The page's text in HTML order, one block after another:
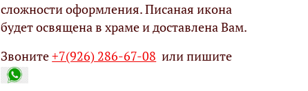
сложности оформления. Писаная икона
будет освящена в храме и доставлена Вам.
Звоните+7(926) 286-67-08 или пишите